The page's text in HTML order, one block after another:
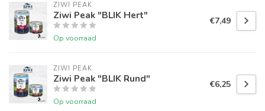
ZIWI PEAK
Ziwi Peak "BLIK Hert"
Op voorraad
€7,49
ZIWI PEAK
Ziwi Peak "BLIK Rund"
Op voorraad
€6,25